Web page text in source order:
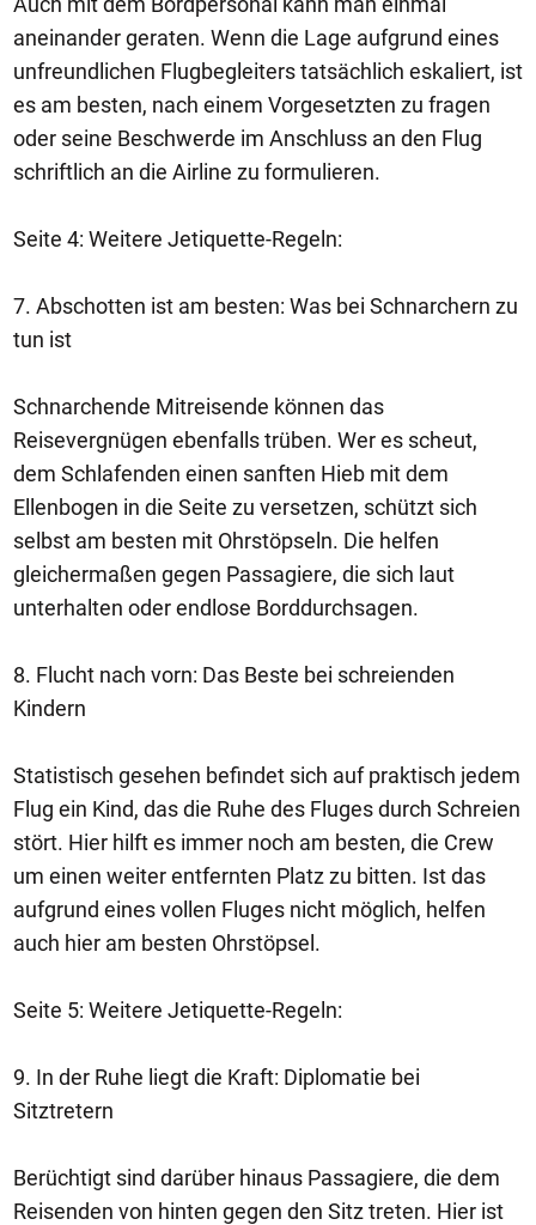
aneinander geraten. Wenn die Lage aufgrund eines
unfreundlichen Flugbegleiters tatsächlich eskaliert, ist
es am besten, nach einem Vorgesetzten zu fragen
oder seine Beschwerde im Anschluss an den Flug
schriftlich an die Airline zu formulieren.
Seite 4: Weitere Jetiquette-Regeln:
7. Abschotten ist am besten: Was bei Schnarchern zu
tun ist
Schnarchende Mitreisende können das
Reisevergnügen ebenfalls trüben. Wer es scheut,
dem Schlafenden einen sanften Hieb mit dem
Ellenbogen in die Seite zu versetzen, schützt sich
selbst am besten mit Ohrstöpseln. Die helfen
gleichermaßen gegen Passagiere, die sich laut
unterhalten oder endlose Borddurchsagen.
8. Flucht nach vorn: Das Beste bei schreienden
Kindern
Statistisch gesehen befindet sich auf praktisch jedem
Flug ein Kind, das die Ruhe des Fluges durch Schreien
stört. Hier hilft es immer noch am besten, die Crew
um einen weiter entfernten Platz zu bitten. Ist das
aufgrund eines vollen Fluges nicht möglich, helfen
auch hier am besten Ohrstöpsel.
Seite 5: Weitere Jetiquette-Regeln:
9. In der Ruhe liegt die Kraft: Diplomatie bei
Sitztretern
Berüchtigt sind darüber hinaus Passagiere, die dem
Reisenden von hinten gegen den Sitz treten. Hier ist